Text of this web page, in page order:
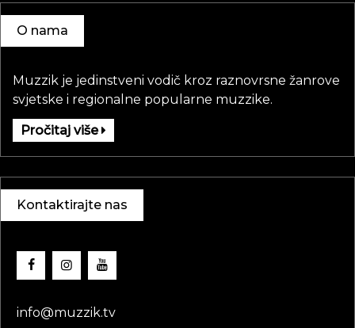
O nama
Muzzik je jedinstveni vodič kroz raznovrsne žanrove
svjetske i regionalne popularne muzzike.
Pročitaj više
Kontaktirajte nas
info@muzzik.tv